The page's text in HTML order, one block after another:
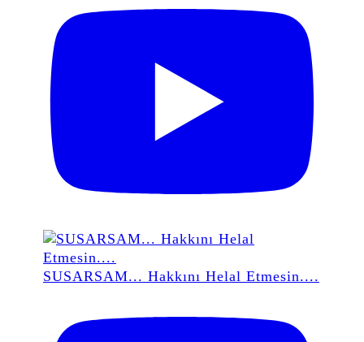
SUSARSAM... Hakkını Helal Etmesin....